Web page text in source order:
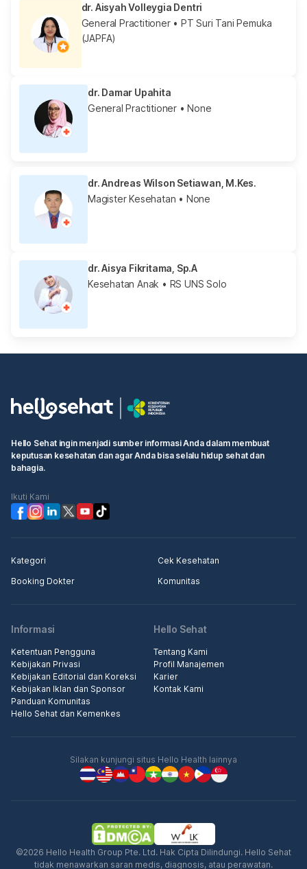
dr. Aisyah Volleygia Dentri
General Practitioner• PT Suri Tani Pemuka
(JAPFA)
dr. Damar Upahita
General Practitioner • None
dr. Andreas Wilson Setiawan, M.Kes.
Magister Kesehatan • None
dr. Aisya Fikritama, Sp.A
Kesehatan Anak • RS UNS Solo
Hello Sehat ingin menjadi sumber informasi Anda dalam membuat
keputusan kesehatan dan agar Anda bisa selalu hidup sehat dan
bahagia.
Ikuti Kami
Kategori
Cek Kesehatan
Booking Dokter
Komunitas
Informasi
Ketentuan Pengguna
Kebijakan Privasi
Kebijakan Editorial dan Koreksi
Kebijakan Iklan dan Sponsor
Panduan Komunitas
Hello Sehat dan Kemenkes
Hello Sehat
Tentang Kami
Profil Manajemen
Karier
Kontak Kami
Silakan kunjungi situs Hello Health lainnya
©2026 Hello Health Group Pte. Ltd. Hak Cipta Dilindungi. Hello Sehat
tidak menawarkan saran medis, diagnosis, atau perawatan.